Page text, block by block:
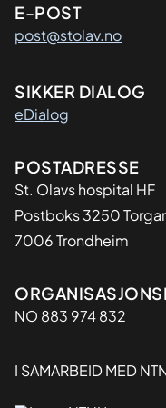
E-POST
post@stolav.no
SIKKER DIALOG
eDialog
Adresse
POSTADRESSE
St. Olavs hospital HF
Postboks 3250
7006 Trondheim
NO 883 974 832
I SAMARBEID MED